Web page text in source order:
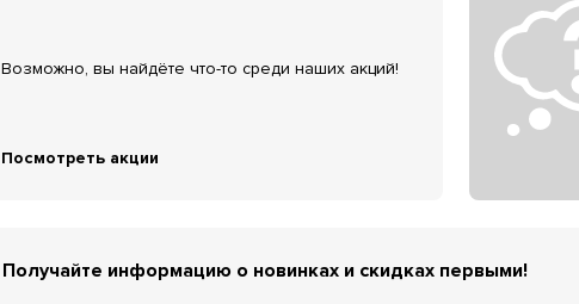
Возможно, вы найдёте что-то среди наших акций!
Посмотреть акции
Получайте информацию о новинках и скидках первыми!